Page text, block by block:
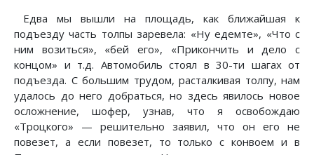
Едва мы вышли на площадь, как ближайшая к
подъезду часть толпы заревела: «Ну едемте», «Что с
ним возиться», «бей его», «Прикончить и дело с
концом» и т.д. Автомобиль стоял в 30-ти шагах от
подъезда. С большим трудом, расталкивая толпу, нам
удалось до него добраться, но здесь явилось новое
осложнение, шофер, узнав, что я освобождаю
«Троцкого» — решительно заявил, что он его не
повезет, а если повезет, то только с конвоем и в